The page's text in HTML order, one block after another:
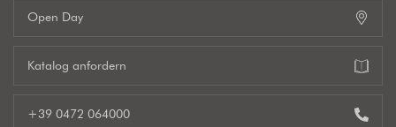
Open Day
Katalog anfordern
+39 0472 064000